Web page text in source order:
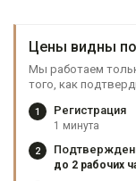
Цены видны
Мы работаем
того, как
1 Регистрация
1 минута
2
до 2 рабочих